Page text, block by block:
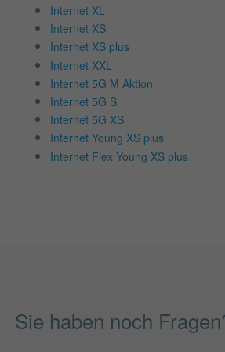
Internet XL
Internet XS
Internet XS plus
Internet XXL
Internet 5G M Aktion
Internet 5G S
Internet 5G XS
Internet Young XS plus
Internet Flex Young XS plus
Sie haben noch